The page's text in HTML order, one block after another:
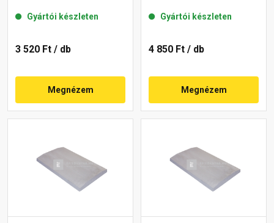
Gyártói készleten
3 520 Ft / db
Megnézem
Gyártói készleten
4 850 Ft / db
Megnézem